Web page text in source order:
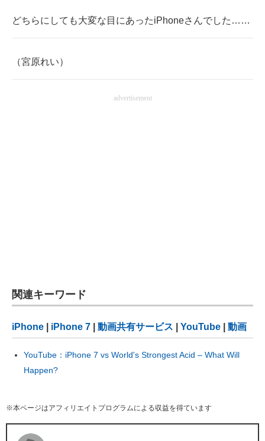
どちらにしても大変な目にあったiPhoneさんでした……
（宮原れい）
advertisement
関連キーワード
iPhone iPhone 7 動画共有サービス YouTube 動画
YouTube：iPhone 7 vs World's Strongest Acid – What Will
Happen?
※本ページはアフィリエイトプログラムによる収益を得ています